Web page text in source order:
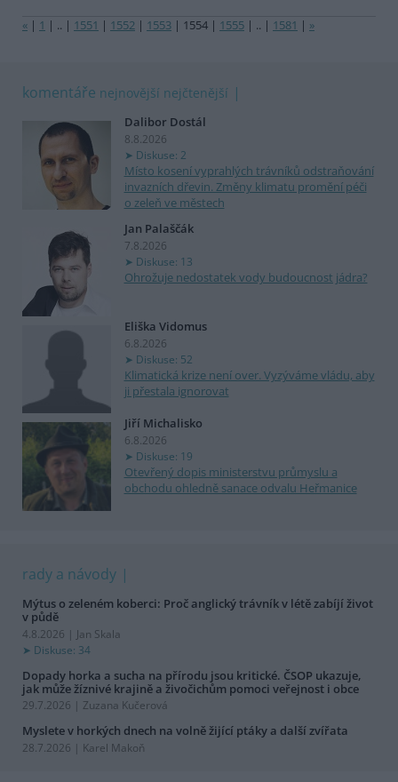
« | 1 | .. | 1551 | 1552 | 1553 | 1554 | 1555 | .. | 1581 | »
komentáře nejnovější nejčtenější
Dalibor Dostál
8.8.2026
Diskuse: 2
Místo kosení vyprahlých trávníků odstraňování
invazních dřevin. Změny klimatu promění péči
o zeleň ve městech
Jan Palaščák
7.8.2026
Diskuse: 13
Ohrožuje nedostatek vody budoucnost jádra?
Eliška Vidomus
6.8.2026
Diskuse: 52
Klimatická krize není over. Vyzýváme vládu, aby
ji přestala ignorovat
Jiří Michalisko
6.8.2026
Diskuse: 19
Otevřený dopis ministerstvu průmyslu a
obchodu ohledně sanace odvalu Heřmanice
rady a návody
Mýtus o zeleném koberci: Proč anglický trávník v létě zabíjí život
v půdě
4.8.2026 | Jan Skala
Diskuse: 34
Dopady horka a sucha na přírodu jsou kritické. ČSOP ukazuje,
jak může žíznivé krajině a živočichům pomoci veřejnost i obce
29.7.2026 | Zuzana Kučerová
Myslete v horkých dnech na volně žijící ptáky a další zvířata
28.7.2026 | Karel Makoň